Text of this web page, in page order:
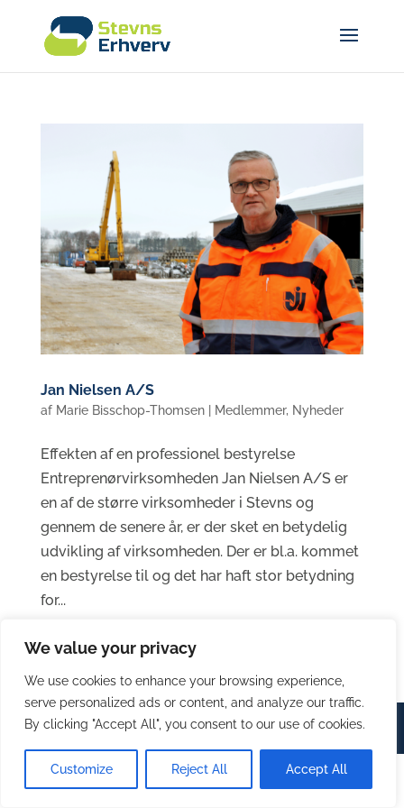
We value your privacy
We use cookies to enhance your browsing experience,
serve personalized ads or content, and analyze our traffic.
By clicking "Accept All", you consent to our use of cookies.
Customize Reject All Accept All
Jan Nielsen A/S
af Marie Bisschop-Thomsen| Medlemmer, Nyheder
Effekten af en professionel bestyrelse
Entreprenørvirksomheden Jan Nielsen A/S er
en af de større virksomheder i Stevns og
gennem de senere år, er der sket en betydelig
udvikling af virksomheden. Der er bl.a. kommet
en bestyrelse til og det har haft stor betydning
for...
© Stevns Erhverv 2023 | Design byHouse of Marketing